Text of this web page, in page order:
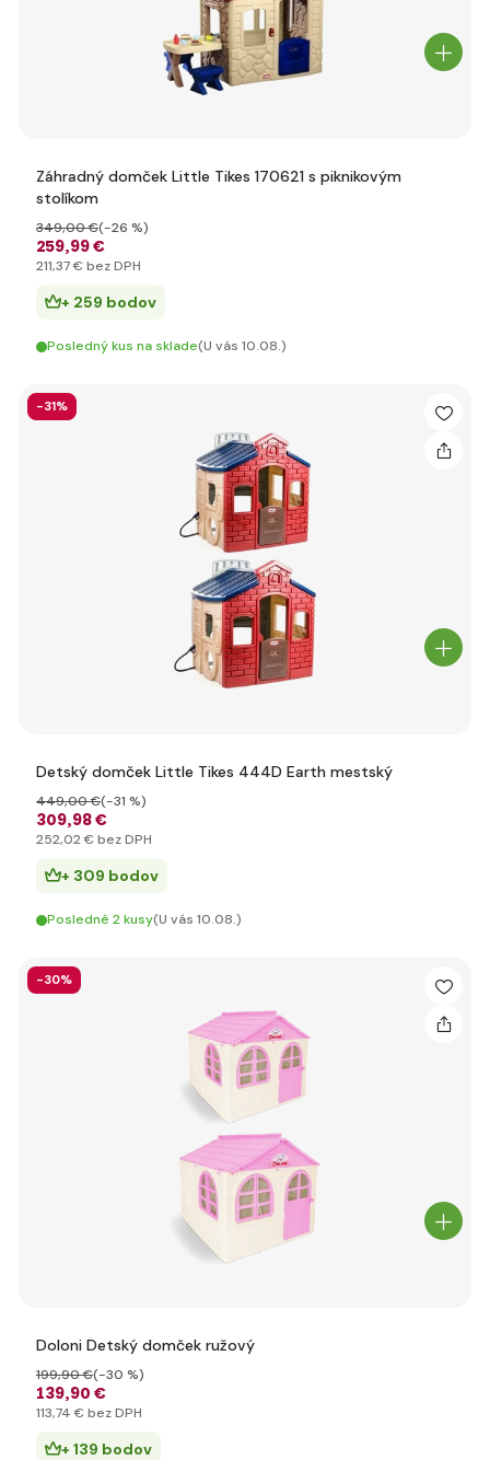
Záhradný domček Little Tikes 170621 s piknikovým
stolíkom
259,99 €
349,00 €(-26 %)
211,37 € bez DPH
+ 259 bodov
Posledný kus na sklade(U vás 10.08.)
-31%
Detský domček Little Tikes 444D Earth mestský
309,98 €
449,00 €(-31 %)
252,02 € bez DPH
+ 309 bodov
Posledné 2 kusy(U vás 10.08.)
-30%
Doloni Detský domček ružový
139,90 €
199,90 €(-30 %)
113,74 € bez DPH
+ 139 bodov